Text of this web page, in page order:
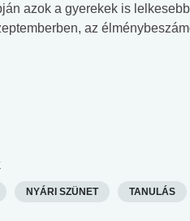
azok a gyerekek is
az
NYÁRI SZÜNET TANULÁS